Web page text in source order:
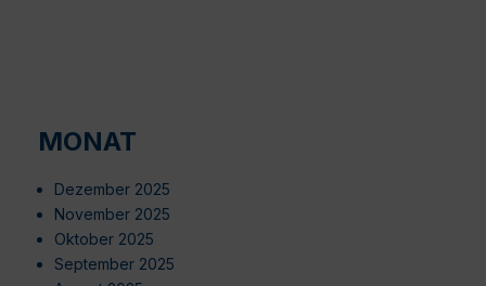
MONAT
Dezember 2025
November 2025
Oktober 2025
September 2025